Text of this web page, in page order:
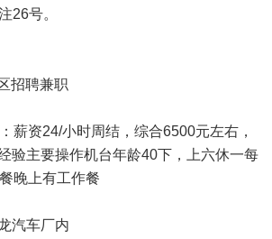
26号。
招聘兼职
薪资24/小时周结，综合6500元左右，
验主要操作机台年龄40下，上六休一每
晚上有工作餐
汽车厂内